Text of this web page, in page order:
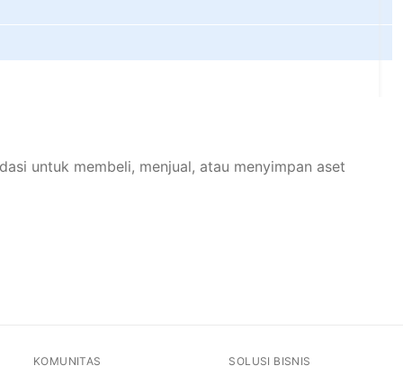
untuk membeli, menjual, atau menyimpan aset
KOMUNITAS SOLUSI BISNIS